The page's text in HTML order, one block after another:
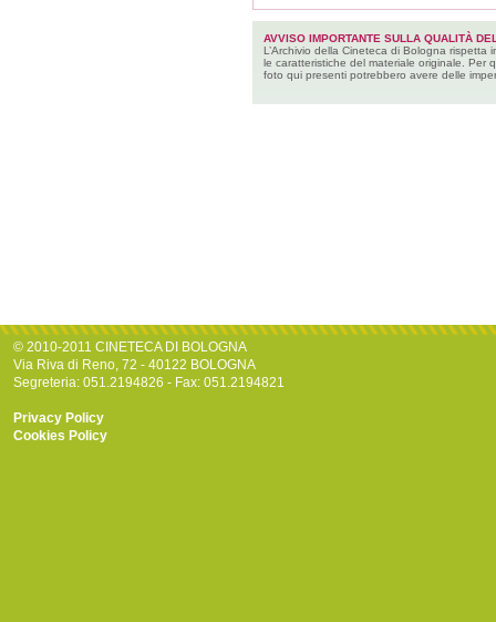
AVVISO IMPORTANTE SULLA QUALITÀ
L’Archivio della Cineteca di Bologna rispetta
le caratteristiche del materiale originale. Per
foto qui presenti potrebbero avere delle
© 2010-2011 CINETECA DI BOLOGNA
Via Riva di Reno, 72 - 40122 BOLOGNA
Segreteria: 051.2194826 - Fax: 051.2194821
Privacy Policy
Cookies Policy